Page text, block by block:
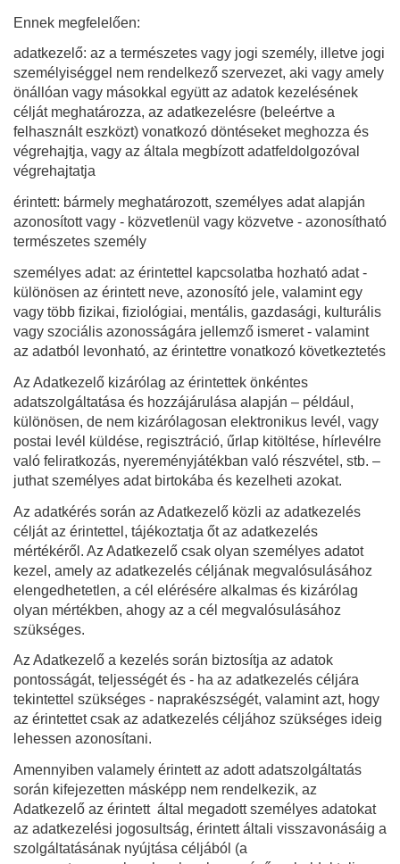
Ennek megfelelően:
adatkezelő: az a természetes vagy jogi személy, illetve jogi
személyiséggel nem rendelkező szervezet, aki vagy amely
önállóan vagy másokkal együtt az adatok kezelésének
célját meghatározza, az adatkezelésre (beleértve a
felhasznált eszközt) vonatkozó döntéseket meghozza és
végrehajtja, vagy az általa megbízott adatfeldolgozóval
végrehajtatja
érintett: bármely meghatározott, személyes adat alapján
azonosított vagy - közvetlenül vagy közvetve - azonosítható
természetes személy
személyes adat: az érintettel kapcsolatba hozható adat -
különösen az érintett neve, azonosító jele, valamint egy
vagy több fizikai, fiziológiai, mentális, gazdasági, kulturális
vagy szociális azonosságára jellemző ismeret - valamint
az adatból levonható, az érintettre vonatkozó következtetés
Az Adatkezelő kizárólag az érintettek önkéntes
adatszolgáltatása és hozzájárulása alapján – például,
különösen, de nem kizárólagosan elektronikus levél, vagy
postai levél küldése, regisztráció, űrlap kitöltése, hírlevélre
való feliratkozás, nyereményjátékban való részvétel, stb. –
juthat személyes adat birtokába és kezelheti azokat.
Az adatkérés során az Adatkezelő közli az adatkezelés
célját az érintettel, tájékoztatja őt az adatkezelés
mértékéről. Az Adatkezelő csak olyan személyes adatot
kezel, amely az adatkezelés céljának megvalósulásához
elengedhetetlen, a cél elérésére alkalmas és kizárólag
olyan mértékben, ahogy az a cél megvalósulásához
szükséges.
Az Adatkezelő a kezelés során biztosítja az adatok
pontosságát, teljességét és - ha az adatkezelés céljára
tekintettel szükséges - naprakészségét, valamint azt, hogy
az érintettet csak az adatkezelés céljához szükséges ideig
lehessen azonosítani.
Amennyiben valamely érintett az adott adatszolgáltatás
során kifejezetten másképp nem rendelkezik, az
Adatkezelő az érintett által megadott személyes adatokat
az adatkezelési jogosultság, érintett általi visszavonásáig a
szolgáltatásának nyújtása céljából (a